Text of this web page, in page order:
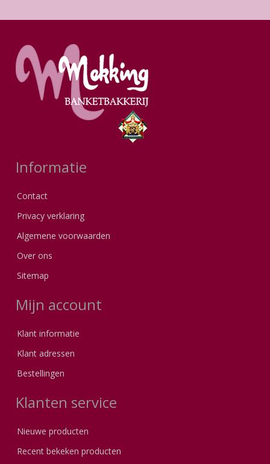
Informatie
Contact
Privacy verklaring
Algemene voorwaarden
Over ons
Sitemap
Mijn account
Klant informatie
Klant adressen
Bestellingen
Klanten service
Nieuwe producten
Recent bekeken producten